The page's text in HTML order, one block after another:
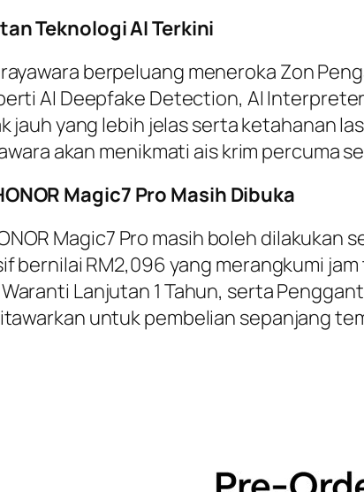
Teknologi AI Terkini
berpeluang meneroka Zon
AI Deepfake Detection, AI
jauh yang lebih jelas serta ketahanan
akan menikmati ais krim percuma
Magic7 Pro Masih Dibuka
Magic7 Pro masih boleh dilakukan
bernilai RM2,096 yang merangkumi
Lanjutan 1 Tahun, serta
untuk pembelian sepanjang